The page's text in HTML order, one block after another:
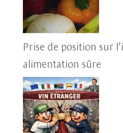
Prise de position sur
alimentation sûre